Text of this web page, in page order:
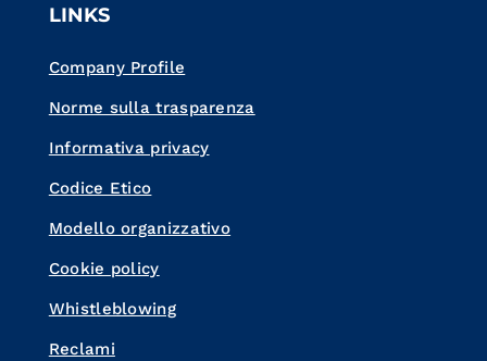
LINKS
Company Profile
Norme sulla trasparenza
Informativa privacy
Codice Etico
Modello organizzativo
Cookie policy
Whistleblowing
Reclami